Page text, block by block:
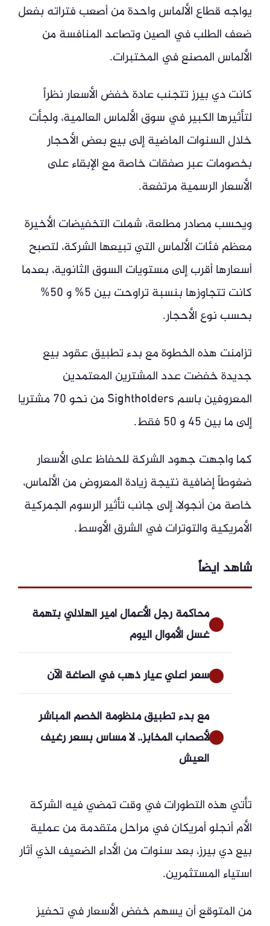
يواجه قطاع الألماس واحدة من أصعب فتراته بفعل
ضعف الطلب في الصين وتصاعد المنافسة من
الألماس المصنع في المختبرات.
كانت دي بيرز تتجنب عادة خفض الأسعار نظراً
لتأثيرها الكبير في سوق الألماس العالمية، ولجأت
خلال السنوات الماضية إلى بيع بعض الأحجار
بخصومات عبر صفقات خاصة مع الإبقاء على
الأسعار الرسمية مرتفعة.
ويحسب مصادر مطلعة، شملت التخفيضات الأخيرة
معظم فئات الألماس التي تبيعها الشركة، لتصبح
أسعارها أقرب إلى مستويات السوق الثانوية، بعدما
كانت تتجاوزها بنسبة تراوحت بين 5% و 50%
بحسب نوع الأحجار.
تزامنت هذه الخطوة مع بدء تطبيق عقود بيع
جديدة خفضت عدد المشترين المعتمدين
المعروفين باسم Sightholders من نحو 70 مشتريا
إلى ما بين 45 و 50 فقط.
كما واجهت جهود الشركة للحفاظ على الأسعار
ضغوطاً إضافية نتيجة زيادة المعروض من الألماس،
خاصة من أنجولا، إلى جانب تأثير الرسوم الجمركية
الأمريكية والتوترات في الشرق الأوسط.
شاهد ايضاً
محاكمة رجل الأعمال أمير الهلالي بتهمة
غسل الأموال اليوم
سعر أعلي عيار ذهب في الصاغة الآن
مع بدء تطبيق منظومة الخصم المباشر
لأصحاب المخابز.. لا مساس بسعر رغيف
العيش
تأتي هذه التطورات في وقت تمضي فيه الشركة
الأم أنجلو أمريكان في مراحل متقدمة من عملية
بيع دي بيرز، بعد سنوات من الأداء الضعيف الذي أثار
استياء المستثمرين.
من المتوقع أن يسهم خفض الأسعار في تحفيز